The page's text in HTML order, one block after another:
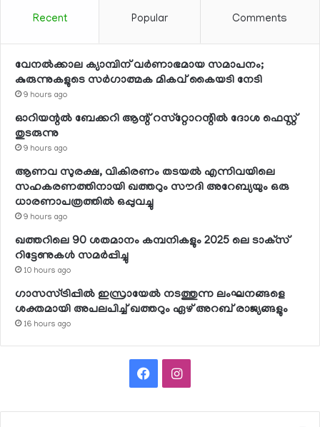
Recent Popular Comments
വേനല്‍ക്കാല ക്യാമ്പിന് വര്‍ണാഭമായ സമാപനം;
കുരുന്നുകളുടെ സര്‍ഗാത്മക മികവ് കൈയടി നേടി
9 hours ago
ഓറിയന്റല്‍ ബേക്കറി ആന്റ് റസ്‌റ്റോറന്റില്‍ ദോശ ഫെസ്റ്റ്
തുടരുന്നു
9 hours ago
ആണവ സുരക്ഷ, വികിരണം തടയല്‍ എന്നിവയിലെ
സഹകരണത്തിനായി ഖത്തറും സൗദി അറേബ്യയും ഒരു
ധാരണാപത്രത്തില്‍ ഒപ്പുവച്ചു
9 hours ago
ഖത്തറിലെ 90 ശതമാനം കമ്പനികളും 2025 ലെ ടാക്‌സ്
റിട്ടേണുകള്‍ സമര്‍പ്പിച്ചു
10 hours ago
ഗാസസ്ട്രിപ്പില്‍ ഇസ്രായേല്‍ നടത്തുന്ന ലംഘനങ്ങളെ
ശക്തമായി അപലപിച്ച് ഖത്തറും ഏഴ് അറബ് രാജ്യങ്ങളും
16 hours ago
FacebookInstagram